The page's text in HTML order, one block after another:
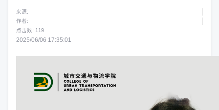
来源:
作者:
点击数: 119
2025/06/06 17:35:01